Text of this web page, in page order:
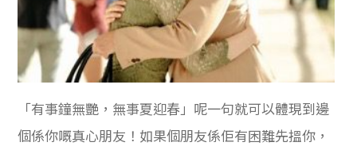
「有事鐘無艷，無事夏迎春」呢一句就可以體現到邊
個係你嘅真心朋友！如果個朋友係佢有困難先搵你，